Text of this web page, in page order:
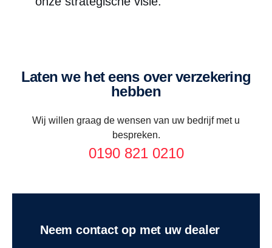
Laten we het eens over verzekering
hebben
Wij willen graag de wensen van uw bedrijf met u
bespreken.
0190 821 0210
Neem contact op met uw dealer